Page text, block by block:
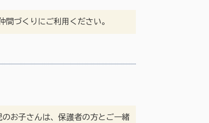
づくりにご利用ください。
お子さんは、保護者の方とご一緒